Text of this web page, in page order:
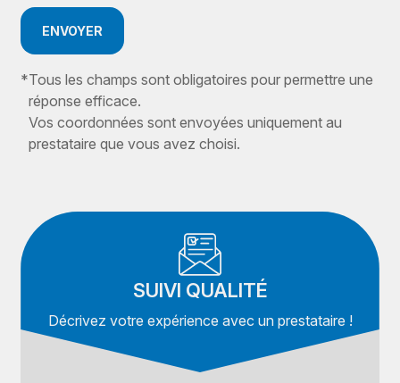
ENVOYER
*Tous les champs sont obligatoires pour permettre une
réponse efficace.
Vos coordonnées sont envoyées uniquement au
prestataire que vous avez choisi.
SUIVI QUALITÉ
Décrivez votre expérience avec un prestataire !